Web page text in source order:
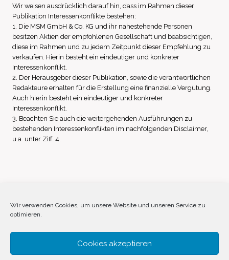
Wir verwenden Cookies, um unsere Website und unseren Service zu
optimieren.
Cookies akzeptieren
Wir weisen ausdrücklich darauf hin, dass im Rahmen dieser
Publikation Interessenkonflikte bestehen:
1. Die MSM GmbH & Co. KG und ihr nahestehende Personen
besitzen Aktien der empfohlenen Gesellschaft und beabsichtigen,
diese im Rahmen und zu jedem Zeitpunkt dieser Empfehlung zu
verkaufen. Hierin besteht ein eindeutiger und konkreter
Interessenkonflikt.
2. Der Herausgeber dieser Publikation, sowie die verantwortlichen
Redakteure erhalten für die Erstellung eine finanzielle Vergütung.
Auch hierin besteht ein eindeutiger und konkreter
Interessenkonflikt.
3. Beachten Sie auch die weitergehenden Ausführungen zu
bestehenden Interessenkonflikten im nachfolgenden Disclaimer,
u.a. unter Ziff. 4.
Impressum Datenschutz
Disclaimer